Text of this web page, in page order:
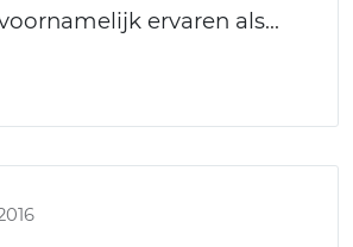
ervaren als